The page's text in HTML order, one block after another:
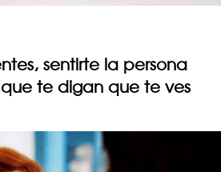
sentirte la persona
te digan que te ves